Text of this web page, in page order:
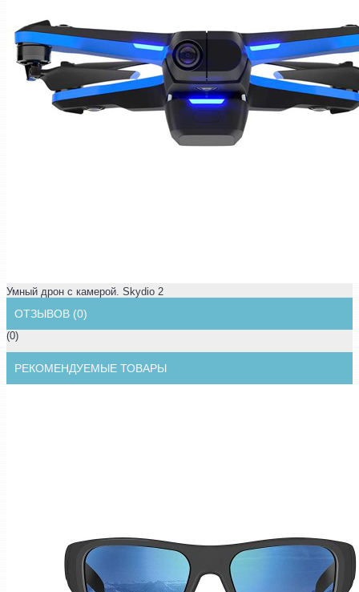
Умный дрон с камерой. Skydio 2
ОТЗЫВОВ (0)
(0)
РЕКОМЕНДУЕМЫЕ ТОВАРЫ